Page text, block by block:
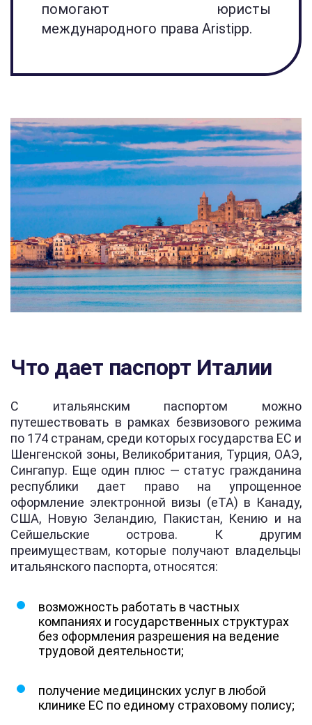
помогают юристы
международного права Aristipp.
Что дает паспорт Италии
С итальянским паспортом можно
путешествовать в рамках безвизового режима
по 174 странам, среди которых государства ЕС и
Шенгенской зоны, Великобритания, Турция, ОАЭ,
Сингапур. Еще один плюс — статус гражданина
республики дает право на упрощенное
оформление электронной визы (eTA) в Канаду,
США, Новую Зеландию, Пакистан, Кению и на
Сейшельские острова. К другим
преимуществам, которые получают владельцы
итальянского паспорта, относятся:
возможность работать в частных
компаниях и государственных структурах
без оформления разрешения на ведение
трудовой деятельности;
получение медицинских услуг в любой
клинике ЕС по единому страховому полису;